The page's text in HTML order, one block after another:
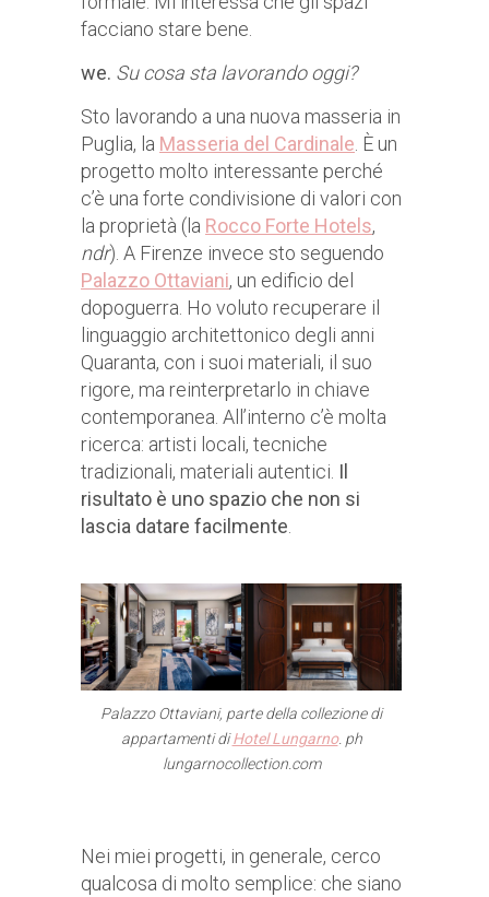
facciano stare bene.
we. Su cosa sta lavorando oggi?
Sto lavorando a una nuova masseria in
Puglia, la Masseria del Cardinale . È un
progetto molto interessante perché
c’è una forte condivisione di valori con
la proprietà (la Rocco Forte Hotels,
ndr). A Firenze invece sto seguendo
Palazzo Ottaviani, un edificio del
dopoguerra. Ho voluto recuperare il
linguaggio architettonico degli anni
Quaranta, con i suoi materiali, il suo
rigore, ma reinterpretarlo in chiave
contemporanea. All’interno c’è molta
ricerca: artisti locali, tecniche
tradizionali, materiali autentici. Il
risultato è uno spazio che non si
lascia datare facilmente
Palazzo Ottaviani, parte della collezione di
appartamenti diHotel Lungarno. ph
lungarnocollection.com
Nei miei progetti, in generale, cerco
qualcosa di molto semplice: che siano